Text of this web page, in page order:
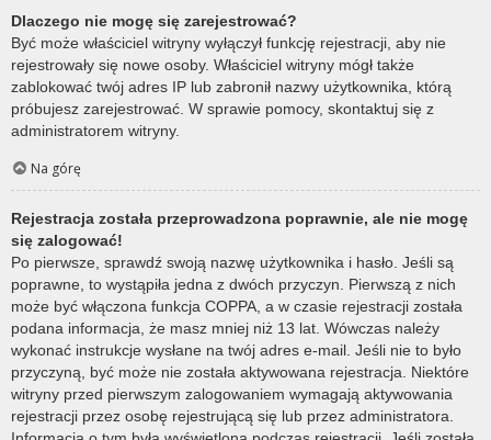
Dlaczego nie mogę się zarejestrować?
Być może właściciel witryny wyłączył funkcję rejestracji, aby nie
rejestrowały się nowe osoby. Właściciel witryny mógł także
zablokować twój adres IP lub zabronił nazwy użytkownika, którą
próbujesz zarejestrować. W sprawie pomocy, skontaktuj się z
administratorem witryny.
Na górę
Rejestracja została przeprowadzona poprawnie, ale nie mogę
się zalogować!
Po pierwsze, sprawdź swoją nazwę użytkownika i hasło. Jeśli są
poprawne, to wystąpiła jedna z dwóch przyczyn. Pierwszą z nich
może być włączona funkcja COPPA, a w czasie rejestracji została
podana informacja, że masz mniej niż 13 lat. Wówczas należy
wykonać instrukcje wysłane na twój adres e-mail. Jeśli nie to było
przyczyną, być może nie została aktywowana rejestracja. Niektóre
witryny przed pierwszym zalogowaniem wymagają aktywowania
rejestracji przez osobę rejestrującą się lub przez administratora.